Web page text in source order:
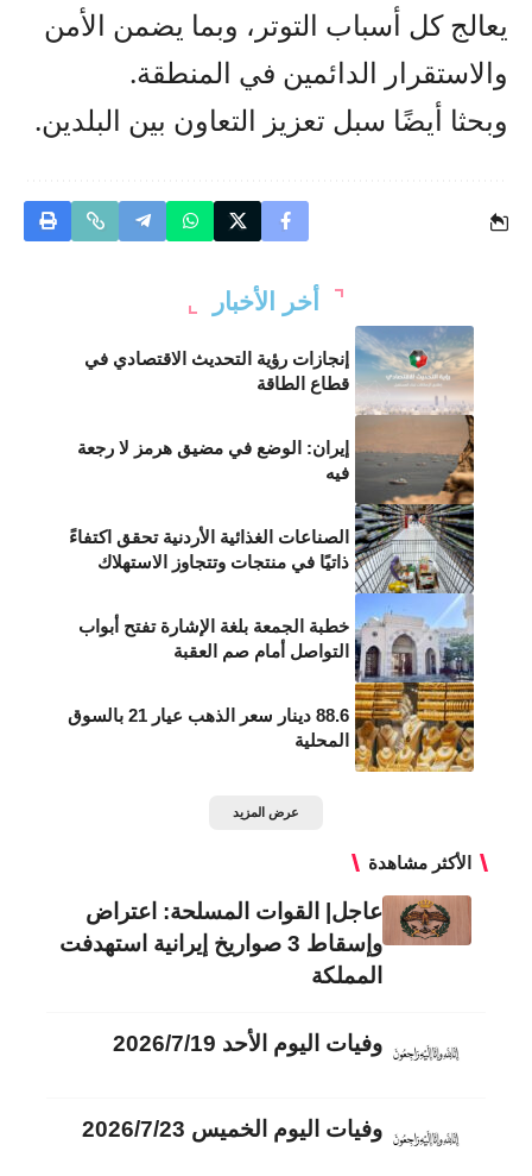
يعالج كل أسباب التوتر، وبما يضمن الأمن
والاستقرار الدائمين في المنطقة.
وبحثا أيضًا سبل تعزيز التعاون بين البلدين.
أخر الأخبار
إنجازات رؤية التحديث الاقتصادي في
قطاع الطاقة
إيران: الوضع في مضيق هرمز لا رجعة
فيه
الصناعات الغذائية الأردنية تحقق اكتفاءً
ذاتيًا في منتجات وتتجاوز الاستهلاك
خطبة الجمعة بلغة الإشارة تفتح أبواب
التواصل أمام صم العقبة
88.6 دينار سعر الذهب عيار 21 بالسوق
المحلية
عرض المزيد
الأكثر مشاهدة
عاجل| القوات المسلحة: اعتراض
وإسقاط 3 صواريخ إيرانية استهدفت
المملكة
وفيات اليوم الأحد 2026/7/19
وفيات اليوم الخميس 2026/7/23